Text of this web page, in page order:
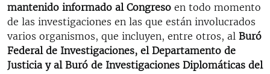
LOS SANTOS DE HIALEAH
DESINFORMACIÓN RUSA EN AMÉRICA LATINA
LA INVASIÓN DE RUSIA A UCRANIA
mantenido informado al Congreso en todo momento
de las investigaciones en las que están involucrados
varios organismos, que incluyen, entre otros, al Buró
Federal de Investigaciones, el Departamento de
Justicia y al Buró de Investigaciones Diplomáticas del